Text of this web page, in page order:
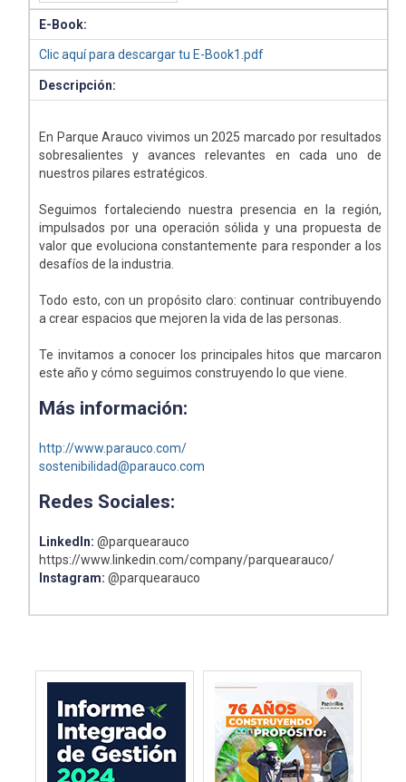
E-Book:
Clic aquí para descargar tu E-Book1.pdf
Descripción:
En Parque Arauco vivimos un 2025 marcado por resultados
sobresalientes y avances relevantes en cada uno de
nuestros pilares estratégicos.
Seguimos fortaleciendo nuestra presencia en la región,
impulsados por una operación sólida y una propuesta de
valor que evoluciona constantemente para responder a los
desafíos de la industria.
Todo esto, con un propósito claro: continuar contribuyendo
a crear espacios que mejoren la vida de las personas.
Te invitamos a conocer los principales hitos que marcaron
este año y cómo seguimos construyendo lo que viene.
Más información:
http://www.parauco.com/
sostenibilidad@parauco.com
Redes Sociales:
LinkedIn: @parquearauco
https://www.linkedin.com/company/parquearauco/
Instagram: @parquearauco